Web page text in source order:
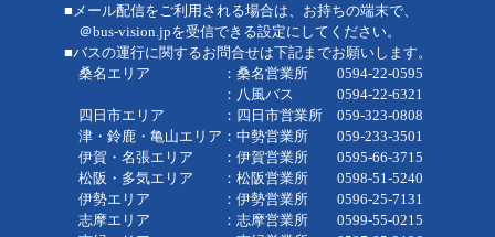
■メール配信をご利用される場合は、お持ちの端末で、
＠bus-vision.jpを受信できる設定にしてください。
■バスの運行に関するお問合せは下記までお願いします。
桑名エリア ：桑名営業所 0594-22-0595
：八風バス 0594-22-6321
四日市エリア ：四日市営業所 059-323-0808
津・鈴鹿・亀山エリア：中勢営業所 059-233-3501
伊賀・名張エリア ：伊賀営業所 0595-66-3715
松阪・多気エリア ：松阪営業所 0598-51-5240
伊勢エリア ：伊勢営業所 0596-25-7131
志摩エリア ：志摩営業所 0599-55-0215